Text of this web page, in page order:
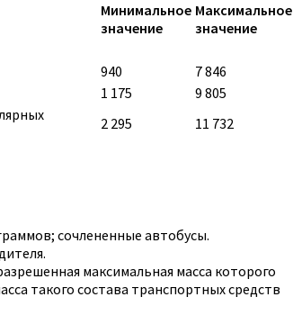
Минимальное
значение
Максимальное
значение
940
7 846
1 175
9 805
2 295 11 732
сочлененные автобусы.
максимальная масса которого
такого состава транспортных средств